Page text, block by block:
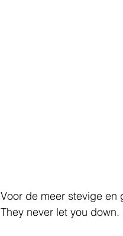
Voor de meer stevige
They never let you down.